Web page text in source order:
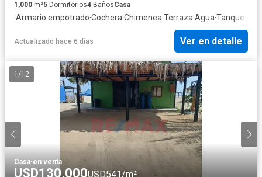
1,000 m²5 Dormitorios4 BañosCasa
·Armario empotrado·Cochera·Chimenea·Terraza·Agua·Tanque de
Actualizado hace 6 días Ver en detalle
1 /12
Casa·en venta
USD130,000USD541/m²